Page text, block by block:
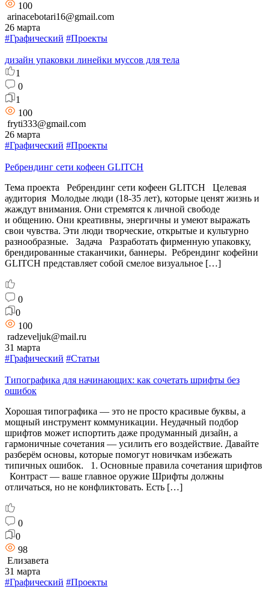
100
arinacebotari16@gmail.com
26 марта
#Графический #Проекты
дизайн упаковки линейки муссов для тела
1
0
1
100
fryti333@gmail.com
26 марта
#Графический #Проекты
Ребрендинг сети кофеен GLITCH
Тема проекта Ребрендинг сети кофеен GLITCH Целевая
аудитория Молодые люди (18-35 лет), которые ценят жизнь и
жаждут внимания. Они стремятся к личной свободе
и общению. Они креативны, энергичны и умеют выражать
свои чувства. Эти люди творческие, открытые и культурно
разнообразные. Задача Разработать фирменную упаковку,
брендированные стаканчики, баннеры. Ребрендинг кофейни
GLITCH представляет собой смелое визуальное […]
0
0
100
radzeveljuk@mail.ru
31 марта
#Графический #Статьи
Типографика для начинающих: как сочетать шрифты без
ошибок
Хорошая типографика — это не просто красивые буквы, а
мощный инструмент коммуникации. Неудачный подбор
шрифтов может испортить даже продуманный дизайн, а
гармоничные сочетания — усилить его воздействие. Давайте
разберём основы, которые помогут новичкам избежать
типичных ошибок. 1. Основные правила сочетания шрифтов
Контраст — ваше главное оружие Шрифты должны
отличаться, но не конфликтовать. Есть […]
0
0
98
Елизавета
31 марта
#Графический #Проекты